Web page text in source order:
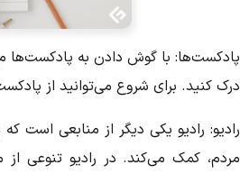
پادکست‌ها: با گوش دادن به پادکست‌ها
درک کنید. برای شروع می‌توانید از
رادیو: رادیو یکی دیگر از منابعی است
مردم، کمک می‌کند. در رادیو تنوعی